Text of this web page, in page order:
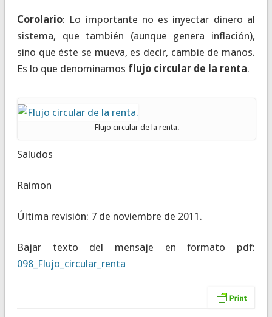
Corolario: Lo importante no es inyectar dinero al
sistema, que también (aunque genera inflación),
sino que éste se mueva, es decir, cambie de manos.
Es lo que denominamos flujo circular de la renta.
Flujo circular de la renta.
Saludos
Raimon
Última revisión: 7 de noviembre de 2011.
Bajar texto del mensaje en formato pdf:
098_Flujo_circular_renta